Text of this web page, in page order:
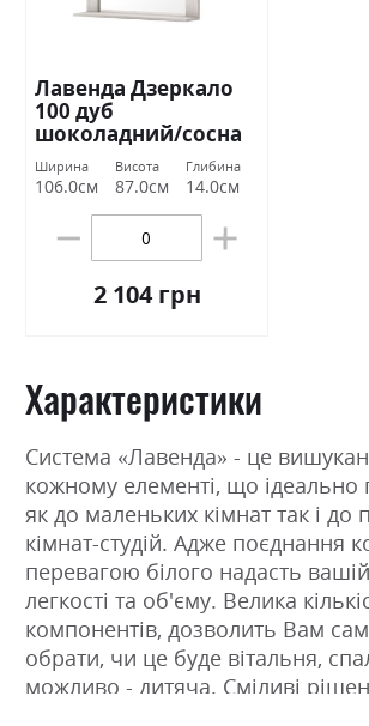
Лавенда Дзеркало
100 дуб
шоколадний/сосна
норвежська ВМВ
Холдинг
Ширина
106.0см
Висота
87.0см
Глибина
14.0см
2 104 грн
Характеристики
Система «Лавенда» - це
кожному елементі, що ідеально
як до маленьких кімнат так і до
кімнат-студій. Адже поєднання
перевагою білого надасть вашій
легкості та об'єму. Велика
компонентів, дозволить Вам
обрати, чи це буде вітальня,
можливо - дитяча. Сміливі